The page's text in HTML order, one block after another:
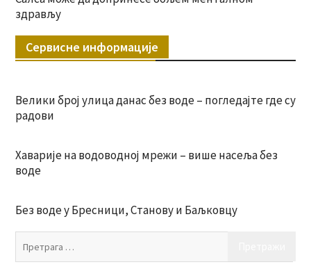
здрављу
Сервисне информације
Велики број улица данас без воде – погледајте где су
радови
Хаварије на водоводној мрежи – више насеља без
воде
Без воде у Бресници, Станову и Баљковцу